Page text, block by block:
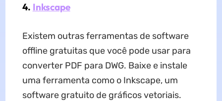
4. Inkscape
Existem outras ferramentas de software
offline gratuitas que você pode usar para
converter PDF para DWG. Baixe e instale
uma ferramenta como o Inkscape, um
software gratuito de gráficos vetoriais.